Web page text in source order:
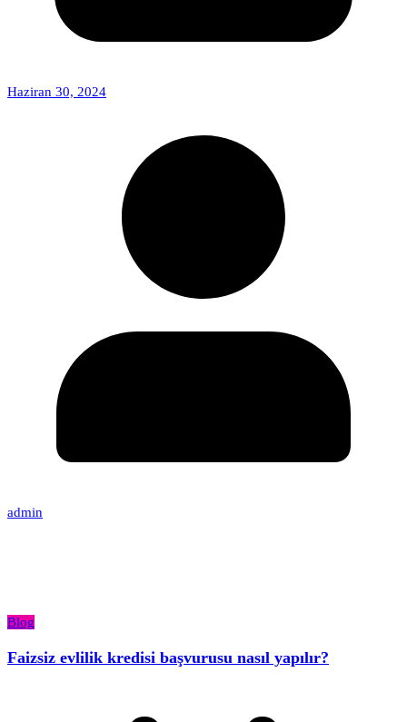
Haziran 30, 2024
admin
Blog
Faizsiz evlilik kredisi başvurusu nasıl yapılır?